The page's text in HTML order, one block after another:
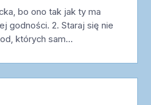
bo ono tak jak ty ma
godności. 2. Staraj się nie
których sam…